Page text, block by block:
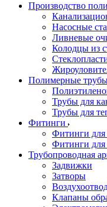
Производство
Насосные
Ливневые
Колодцы из
Полимерные
Трубы для
Трубы для
Фитинги
Фитинги
Фитинги для
Трубопроводная
Задвижки
Затворы
Клапаны